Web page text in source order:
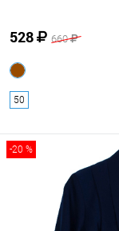
528 660
50
-20 %